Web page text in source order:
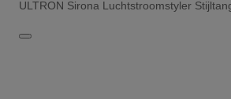
ULTRON Sirona Luchtstroomstyler